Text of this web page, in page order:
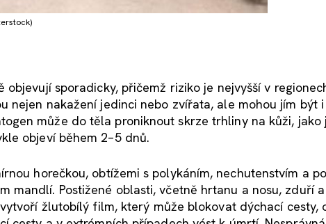
sporadicky, přičemž riziko je nejvyšší v
nejen nakažení jedinci nebo zvířata, ale mohou jím být
může do těla proniknout skrze trhliny na kůži, jako
objeví během 2–5 dnů.
horečkou, obtížemi s polykáním, nechutenstvím a
mandlí. Postižené oblasti, včetně hrtanu a nosu, zduří
žlutobílý film, který může blokovat dýchací cesty,